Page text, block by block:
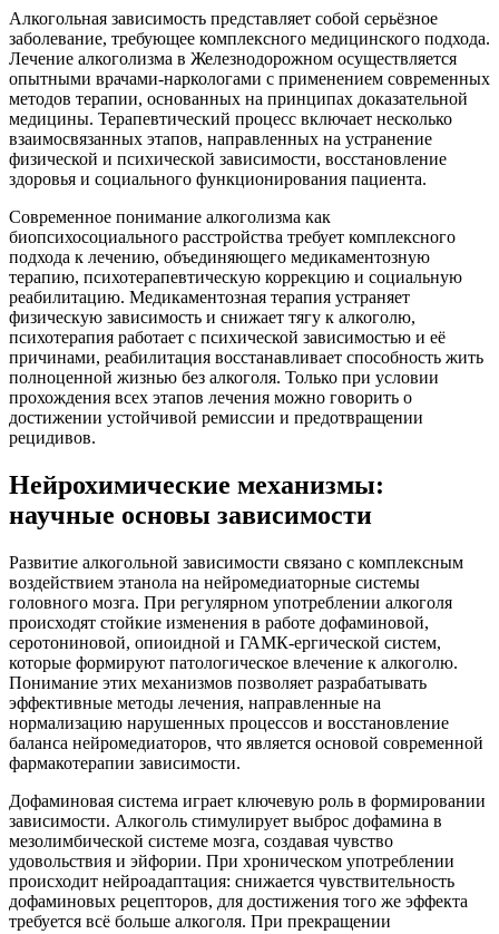
Алкогольная зависимость представляет собой серьёзное
заболевание, требующее комплексного медицинского подхода.
Лечение алкоголизма в Железнодорожном осуществляется
опытными врачами-наркологами с применением современных
методов терапии, основанных на принципах доказательной
медицины. Терапевтический процесс включает несколько
взаимосвязанных этапов, направленных на устранение
физической и психической зависимости, восстановление
здоровья и социального функционирования пациента.
Современное понимание алкоголизма как
биопсихосоциального расстройства требует комплексного
подхода к лечению, объединяющего медикаментозную
терапию, психотерапевтическую коррекцию и социальную
реабилитацию. Медикаментозная терапия устраняет
физическую зависимость и снижает тягу к алкоголю,
психотерапия работает с психической зависимостью и её
причинами, реабилитация восстанавливает способность жить
полноценной жизнью без алкоголя. Только при условии
прохождения всех этапов лечения можно говорить о
достижении устойчивой ремиссии и предотвращении
рецидивов.
Нейрохимические механизмы:
научные основы зависимости
Развитие алкогольной зависимости связано с комплексным
воздействием этанола на нейромедиаторные системы
головного мозга. При регулярном употреблении алкоголя
происходят стойкие изменения в работе дофаминовой,
серотониновой, опиоидной и ГАМК-ергической систем,
которые формируют патологическое влечение к алкоголю.
Понимание этих механизмов позволяет разрабатывать
эффективные методы лечения, направленные на
нормализацию нарушенных процессов и восстановление
баланса нейромедиаторов, что является основой современной
фармакотерапии зависимости.
Дофаминовая система играет ключевую роль в формировании
зависимости. Алкоголь стимулирует выброс дофамина в
мезолимбической системе мозга, создавая чувство
удовольствия и эйфории. При хроническом употреблении
происходит нейроадаптация: снижается чувствительность
дофаминовых рецепторов, для достижения того же эффекта
требуется всё больше алкоголя. При прекращении